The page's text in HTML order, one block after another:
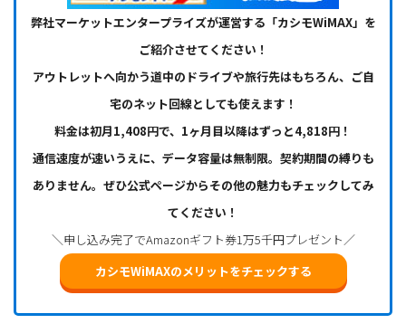
弊社マーケットエンタープライズが運営する「カシモWiMAX」を
ご紹介させてください！
アウトレットへ向かう道中のドライブや旅行先はもちろん、ご自
宅のネット回線としても使えます！
料金は初月1,408円で、1ヶ月目以降はずっと4,818円！
通信速度が速いうえに、データ容量は無制限。契約期間の縛りも
ありません。ぜひ公式ページからその他の魅力もチェックしてみ
てください！
＼申し込み完了でAmazonギフト券1万5千円プレゼント／
カシモWiMAXのメリットをチェックする